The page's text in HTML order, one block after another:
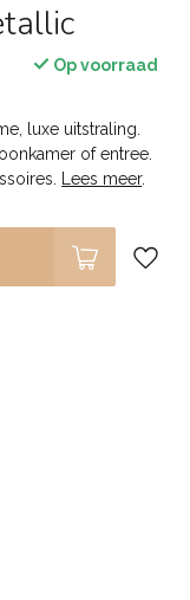
Op voorraad
luxe uitstraling.
of entree.
Lees meer.